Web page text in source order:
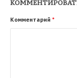
Комментарий *